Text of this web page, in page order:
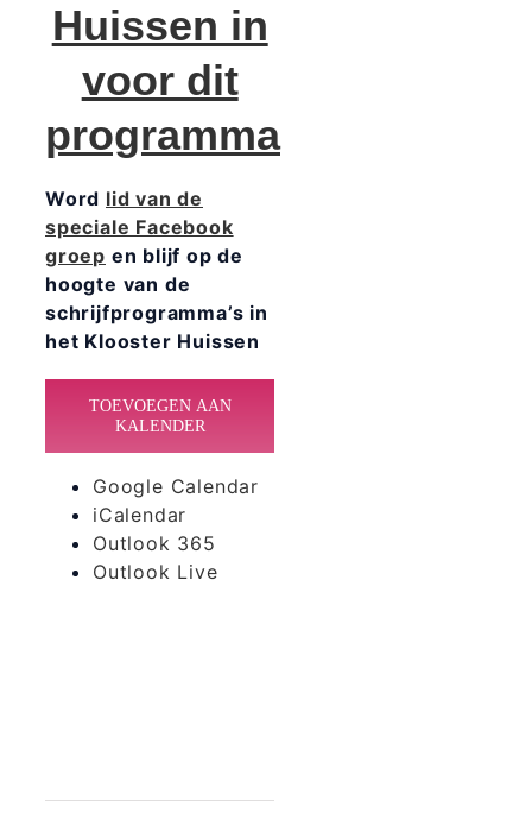
Huissen in
voor dit
programma
Word lid van de
speciale Facebook
groep en blijf op de
hoogte van de
schrijfprogramma’s in
het Klooster Huissen
TOEVOEGEN AAN
KALENDER
Google Calendar
iCalendar
Outlook 365
Outlook Live